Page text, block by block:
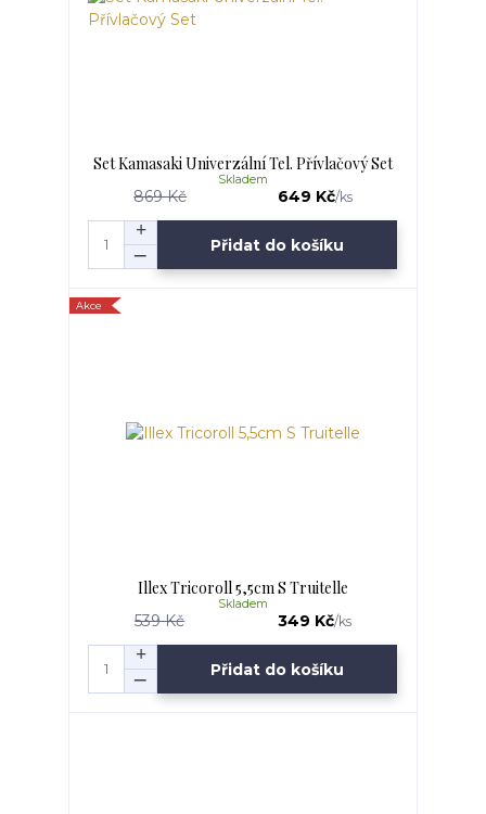
Set Kamasaki Univerzální Tel. Přívlačový Set
869 Kč 649 Kč/ks
Skladem
Přidat do košíku
Akce
Illex Tricoroll 5,5cm S Truitelle
539 Kč 349 Kč/ks
Skladem
Přidat do košíku